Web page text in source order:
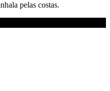
pelas costas.